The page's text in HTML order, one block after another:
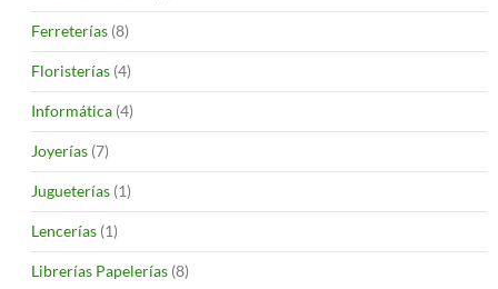
Ferreterías (8)
Floristerías (4)
Informática (4)
Joyerías (7)
Jugueterías (1)
Lencerías (1)
Librerías Papelerías (8)